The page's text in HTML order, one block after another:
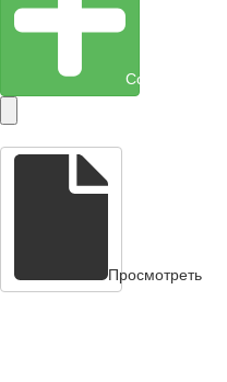
Создать объект
Просмотреть